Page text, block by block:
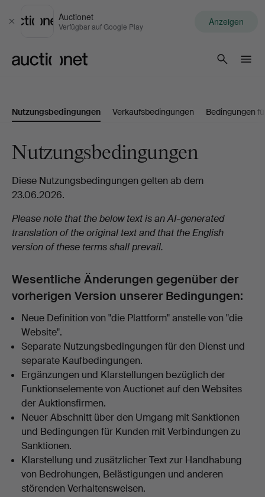
Schließen
Auctionet
Verfügbar auf Google Play Anzeigen
Nutzungsbedingungen Verkaufsbedingungen Bedingungen
Nutzungsbedingungen
Diese Nutzungsbedingungen gelten ab dem
23.06.2026.
Please note that the below text is an AI-generated
translation of the original text and that the English
version of these terms shall prevail.
Wesentliche Änderungen gegenüber der
vorherigen Version unserer Bedingungen:
Neue Definition von "die Plattform" anstelle von "die
Website".
Separate Nutzungsbedingungen für den Dienst und
separate Kaufbedingungen.
Ergänzungen und Klarstellungen bezüglich der
Funktionselemente von Auctionet auf den Websites
der Auktionsfirmen.
Neuer Abschnitt über den Umgang mit Sanktionen
und Bedingungen für Kunden mit Verbindungen zu
Sanktionen.
Klarstellung und zusätzlicher Text zur Handhabung
von Bedrohungen, Belästigungen und anderen
störenden Verhaltensweisen.